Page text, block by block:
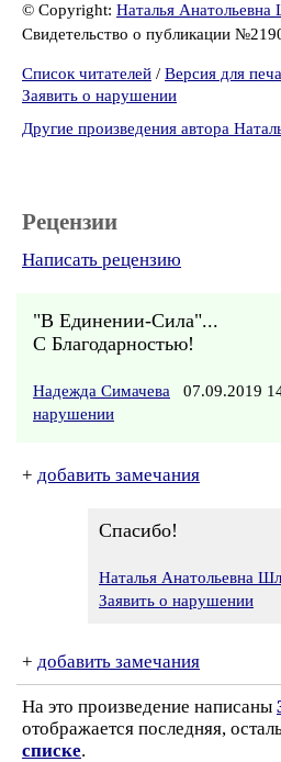
© Copyright: Наталья Анатольевна
Свидетельство о публикации
Список читателей / Версия для
Заявить о нарушении
Другие произведения автора
Рецензии
Написать рецензию
"В Единении-Сила"...
С Благодарностью!
Надежда Симачева 07.09.2019
нарушении
+ добавить замечания
Спасибо!
Наталья Анатольевна
Заявить о нарушении
+ добавить замечания
На это произведение написаны
отображается последняя,
списке.